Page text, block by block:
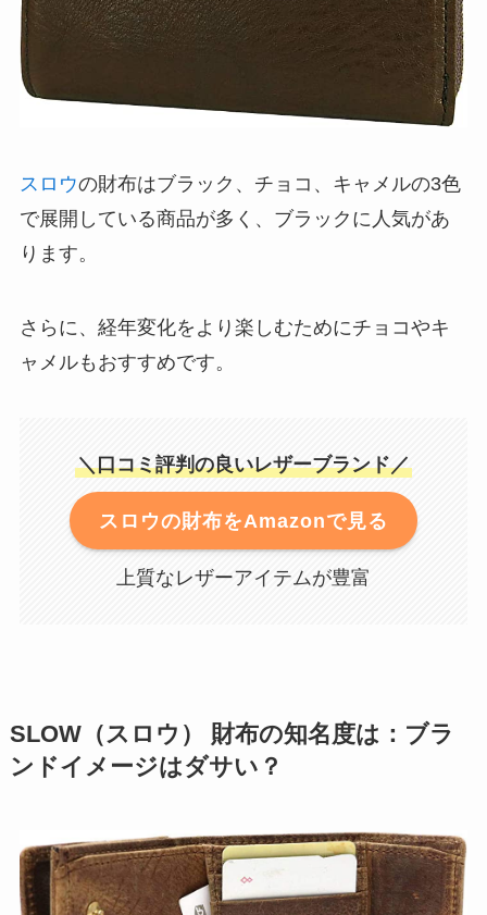
スロウの財布はブラック、チョコ、キャメルの3色
で展開している商品が多く、ブラックに人気があ
ります。
さらに、経年変化をより楽しむためにチョコやキ
ャメルもおすすめです。
＼口コミ評判の良いレザーブランド／
スロウの財布をAmazonで見る
上質なレザーアイテムが豊富
SLOW（スロウ） 財布の知名度は：ブラ
ンドイメージはダサい？